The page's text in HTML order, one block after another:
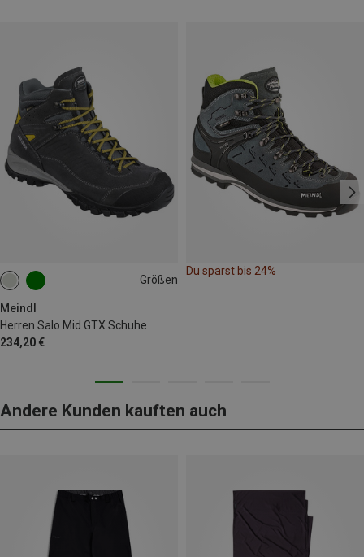
Größen
Meindl
Herren Salo Mid GTX Schuhe
234,20 €
Du sparst bis 24%
Andere Kunden kauften auch